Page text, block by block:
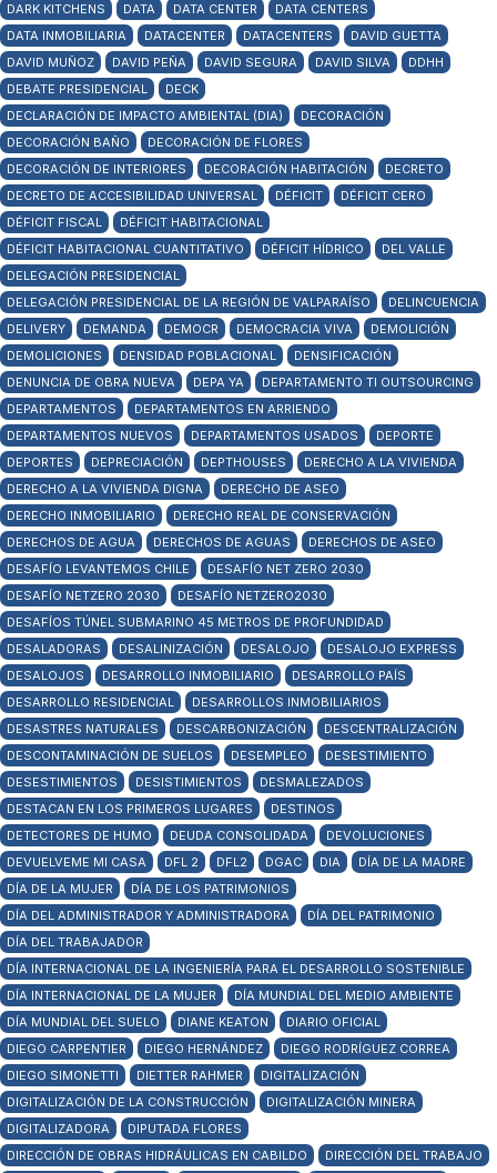
DARK KITCHENS
DATA DATA CENTER
DATA CENTERS
DATA INMOBILIARIA
DATACENTER DATACENTERS
DAVID GUETTA
DAVID MUÑOZ
DAVID PEÑA DAVID SEGURA DAVID SILVA
DDHH
DEBATE PRESIDENCIAL
DECK
DECLARACIÓN DE IMPACTO AMBIENTAL (DIA)
DECORACIÓN
DECORACIÓN BAÑO
DECORACIÓN DE FLORES
DECORACIÓN DE INTERIORES
DECORACIÓN HABITACIÓN
DECRETO
DECRETO DE ACCESIBILIDAD UNIVERSAL
DÉFICIT
DÉFICIT CERO
DÉFICIT FISCAL
DÉFICIT HABITACIONAL
DÉFICIT HABITACIONAL CUANTITATIVO
DÉFICIT HÍDRICO
DEL VALLE
DELEGACIÓN PRESIDENCIAL
DELEGACIÓN PRESIDENCIAL DE LA REGIÓN DE VALPARAÍSO
DELINCUENCIA
DELIVERY
DEMANDA DEMOCR DEMOCRACIA VIVA
DEMOLICIÓN
DEMOLICIONES
DENSIDAD POBLACIONAL
DENSIFICACIÓN
DENUNCIA DE OBRA NUEVA
DEPA YA
DEPARTAMENTO TI OUTSOURCING
DEPARTAMENTOS
DEPARTAMENTOS EN ARRIENDO
DEPARTAMENTOS NUEVOS
DEPARTAMENTOS USADOS
DEPORTE
DEPORTES
DEPRECIACIÓN DEPTHOUSES
DERECHO A LA VIVIENDA
DERECHO A LA VIVIENDA DIGNA
DERECHO DE ASEO
DERECHO INMOBILIARIO
DERECHO REAL DE CONSERVACIÓN
DERECHOS DE AGUA
DERECHOS DE AGUAS
DERECHOS DE ASEO
DESAFÍO LEVANTEMOS CHILE
DESAFÍO NET ZERO 2030
DESAFÍO NETZERO 2030
DESAFÍO NETZERO2030
DESAFÍOS TÚNEL SUBMARINO 45 METROS DE PROFUNDIDAD
DESALADORAS
DESALINIZACIÓN DESALOJO
DESALOJO EXPRESS
DESALOJOS
DESARROLLO INMOBILIARIO
DESARROLLO PAÍS
DESARROLLO RESIDENCIAL
DESARROLLOS INMOBILIARIOS
DESASTRES NATURALES
DESCARBONIZACIÓN
DESCENTRALIZACIÓN
DESCONTAMINACIÓN DE SUELOS
DESEMPLEO
DESESTIMIENTO
DESESTIMIENTOS
DESISTIMIENTOS
DESMALEZADOS
DESTACAN EN LOS PRIMEROS LUGARES
DESTINOS
DETECTORES DE HUMO
DEUDA CONSOLIDADA
DEVOLUCIONES
DEVUELVEME MI CASA
DFL 2 DFL2 DGAC DIA
DÍA DE LA MADRE
DÍA DE LA MUJER
DÍA DE LOS PATRIMONIOS
DÍA DEL ADMINISTRADOR Y ADMINISTRADORA
DÍA DEL PATRIMONIO
DÍA DEL TRABAJADOR
DÍA INTERNACIONAL DE LA INGENIERÍA PARA EL DESARROLLO SOSTENIBLE
DÍA INTERNACIONAL DE LA MUJER
DÍA MUNDIAL DEL MEDIO AMBIENTE
DÍA MUNDIAL DEL SUELO
DIANE KEATON
DIARIO OFICIAL
DIEGO CARPENTIER
DIEGO HERNÁNDEZ
DIEGO RODRÍGUEZ CORREA
DIEGO SIMONETTI
DIETTER RAHMER
DIGITALIZACIÓN
DIGITALIZACIÓN DE LA CONSTRUCCIÓN
DIGITALIZACIÓN MINERA
DIGITALIZADORA
DIPUTADA FLORES
DIRECCIÓN DE OBRAS HIDRÁULICAS EN CABILDO
DIRECCIÓN DEL TRABAJO